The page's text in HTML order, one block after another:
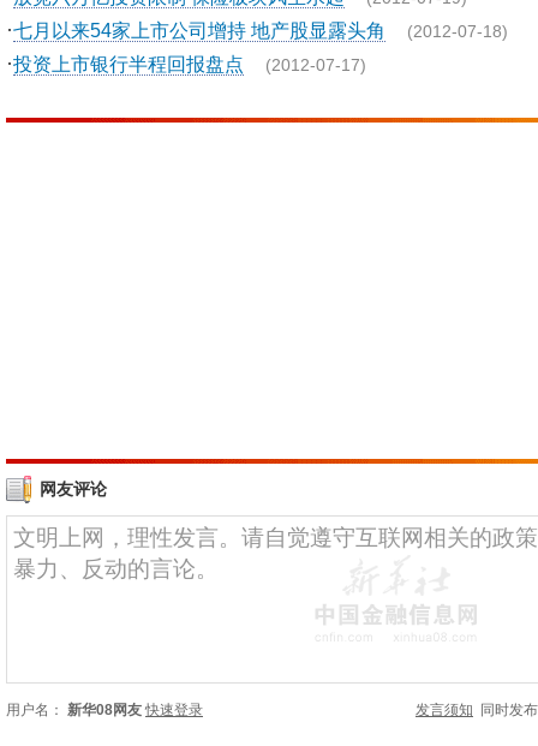
·七月以来54家上市公司增持 地产股显露头角 (2012-07-18)
·投资上市银行半程回报盘点 (2012-07-17)
网友评论
用户名： 新华08网友 快速登录 发言须知 同时发